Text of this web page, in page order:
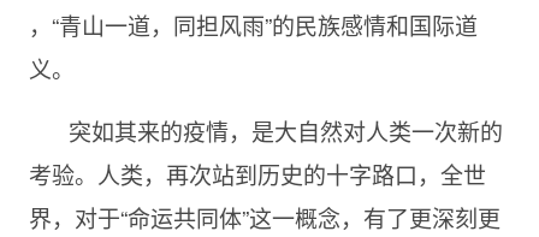
，“青山一道，同担风雨”的民族感情和国际道
义。
突如其来的疫情，是大自然对人类一次新的
考验。人类，再次站到历史的十字路口，全世
界，对于“命运共同体”这一概念，有了更深刻更